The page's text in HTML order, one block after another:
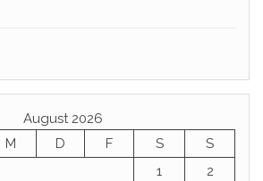
August 2026
M D F S
S
1
2